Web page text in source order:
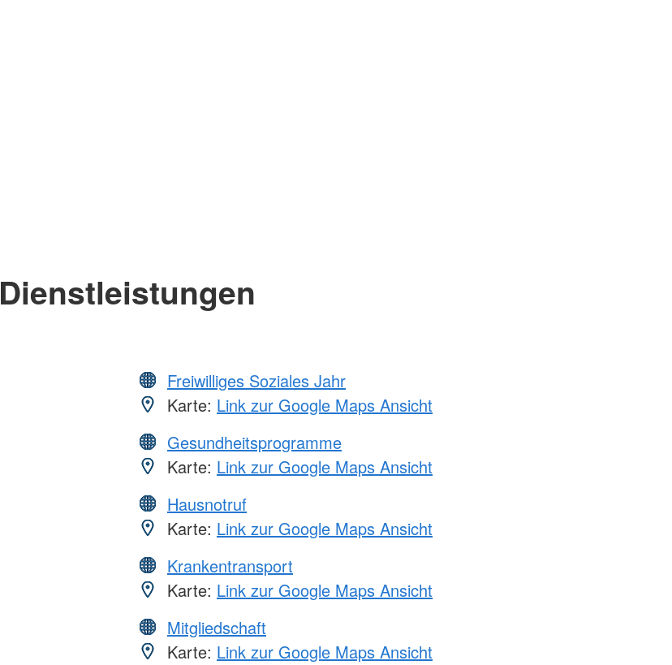
Dienstleistungen
Freiwilliges Soziales Jahr
Karte: Link zur Google Maps Ansicht
Gesundheitsprogramme
Karte: Link zur Google Maps Ansicht
Hausnotruf
Karte: Link zur Google Maps Ansicht
Krankentransport
Karte: Link zur Google Maps Ansicht
Mitgliedschaft
Karte: Link zur Google Maps Ansicht